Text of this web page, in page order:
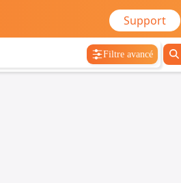
Support
Filtre avancé